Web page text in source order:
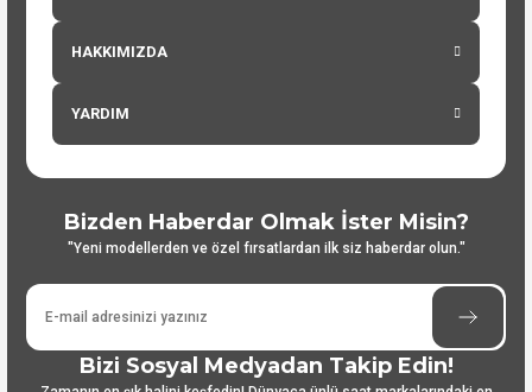
HAKKIMIZDA
YARDIM
Bizden Haberdar Olmak İster Misin?
"Yeni modellerden ve özel fırsatlardan ilk siz haberdar olun."
Bizi Sosyal Medyadan Takip Edin!